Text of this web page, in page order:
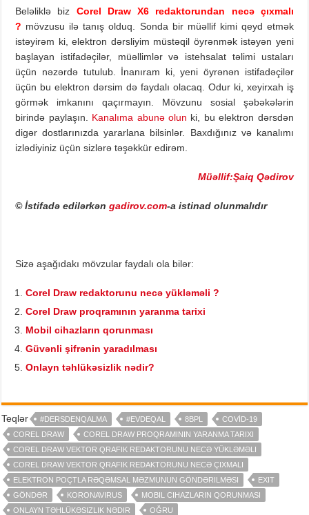
Beləliklə biz Corel Draw X6 redaktorundan necə çıxmalı
? mövzusu ilə tanış olduq. Sonda bir müəllif kimi qeyd etmək
istəyirəm ki, elektron dərsliyim müstəqil öyrənmək istəyən yeni
başlayan istifadəçilər, müəllimlər və istehsalat təlimi ustaları
üçün nəzərdə tutulub. İnanıram ki, yeni öyrənən istifadəçilər
üçün bu elektron dərsim də faydalı olacaq. Odur ki, xeyirxah iş
görmək imkanını qaçırmayın. Mövzunu sosial şəbəkələrin
birində paylaşın. Kanalıma abunə olun ki, bu elektron dərsdən
digər dostlarınızda yararlana bilsinlər. Baxdığınız və kanalımı
izlədiyiniz üçün sizlərə təşəkkür edirəm.
Müəllif:Şaiq Qədirov
© İstifadə edilərkəngadirov.com-a istinad olunmalıdır
Sizə aşağıdakı mövzular faydalı ola bilər:
Corel Draw redaktorunu necə yükləməli ?
Corel Draw proqramının yaranma tarixi
Mobil cihazların qorunması
Güvənli şifrənin yaradılması
Onlayn təhlükəsizlik nədir?
Teqlər #DERSDENQALMA #EVDEQAL 8BPL
COVİD-19
COREL DRAW
COREL DRAW PROQRAMININ YARANMA TARIXI
COREL DRAW VEKTOR QRAFIK REDAKTORUNU NECƏ YÜKLƏMƏLI
COREL DRAW VEKTOR QRAFIK REDAKTORUNU NECƏ ÇIXMALI
ELEKTRON POÇTLA RƏQƏMSAL MƏZMUNUN GÖNDƏRILMƏSI
EXIT
GÖNDƏR
KORONAVIRUS
MOBIL CIHAZLARIN QORUNMASI
ONLAYN TƏHLÜKƏSIZLIK NƏDIR
OĞRU